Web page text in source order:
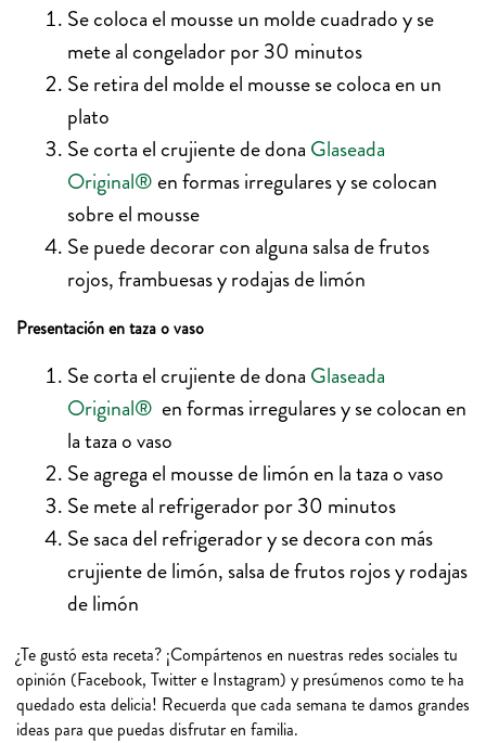
Se coloca el mousse un molde cuadrado y se
mete al congelador por 30 minutos
Se retira del molde el mousse se coloca en un
plato
Se corta el crujiente de dona Glaseada
Original®en formas irregulares y se colocan
sobre el mousse
Se puede decorar con alguna salsa de frutos
rojos, frambuesas y rodajas de limón
Presentación en taza o vaso
Se corta el crujiente de dona Glaseada
Original® en formas irregulares y se colocan en
la taza o vaso
Se agrega el mousse de limón en la taza o vaso
Se mete al refrigerador por 30 minutos
Se saca del refrigerador y se decora con más
crujiente de limón, salsa de frutos rojos y rodajas
de limón
¿Te gustó esta receta? ¡Compártenos en nuestras redes sociales tu
opinión (Facebook, Twitter e Instagram) y presúmenos como te ha
quedado esta delicia! Recuerda que cada semana te damos grandes
ideas para que puedas disfrutar en familia.